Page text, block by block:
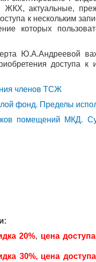
ЖКХ, актуальные,
к нескольким
которых
Ю.А.Андреевой
доступа к
членов ТСЖ
фонд. Пределы
помещений МКД.
20%, цена
30%, цена